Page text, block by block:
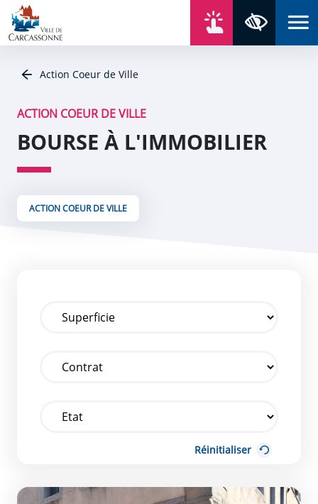
Aller au contenu
Aller au menu
Aller au plan du site
Aller à la recherche
Action Coeur de Ville
ACTION COEUR DE VILLE
BOURSE À L'IMMOBILIER
ACTION COEUR DE VILLE
Réinitialiser
Entre 40 et 80m2 Prêt à l&#039;emploi
Panneau de gestion des cookies